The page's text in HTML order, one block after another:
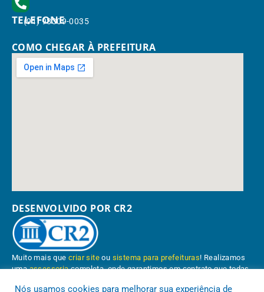
TELEFONE
(91) 98309-0035
COMO CHEGAR À PREFEITURA
DESENVOLVIDO POR CR2
Muito mais quecriar site ou sistema para prefeituras! Realizamos
umaassessoriacompleta, onde garantimos em contrato que todas
Nós usamos cookies para melhorar sua experiência de